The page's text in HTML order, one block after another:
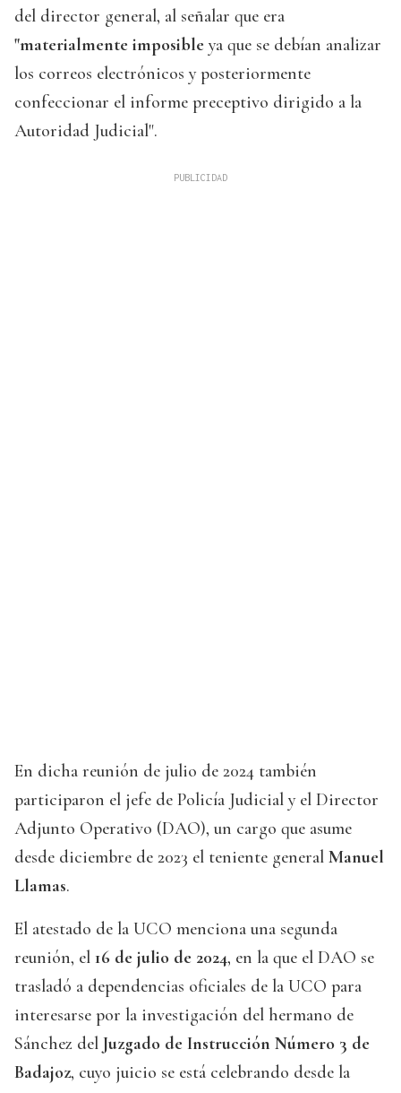
del director general, al señalar que era
"materialmente imposible ya que se debían analizar
los correos electrónicos y posteriormente
confeccionar el informe preceptivo dirigido a la
Autoridad Judicial".
En dicha reunión de julio de 2024 también
participaron el jefe de Policía Judicial y el Director
Adjunto Operativo (DAO), un cargo que asume
desde diciembre de 2023 el teniente general Manuel
Llamas.
El atestado de la UCO menciona una segunda
reunión, el 16 de julio de 2024, en la que el DAO se
trasladó a dependencias oficiales de la UCO para
interesarse por la investigación del hermano de
Sánchez del Juzgado de Instrucción Número 3 de
Badajoz, cuyo juicio se está celebrando desde la